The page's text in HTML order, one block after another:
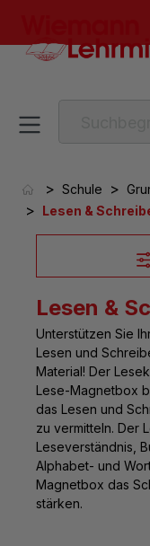
> Schule >
> Lesen &
Lesen &
Unterstützen Sie
Lesen und
Material! Der
Lese-Magnetbox
das Lesen und
zu vermitteln. Der
Leseverständnis,
Alphabet- und
Magnetbox das
stärken.